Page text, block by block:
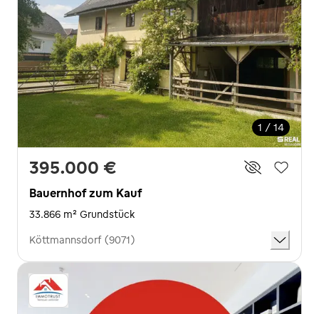
1 / 14
395.000 €
Bauernhof zum Kauf
33.866 m² Grundstück
Köttmannsdorf (9071)